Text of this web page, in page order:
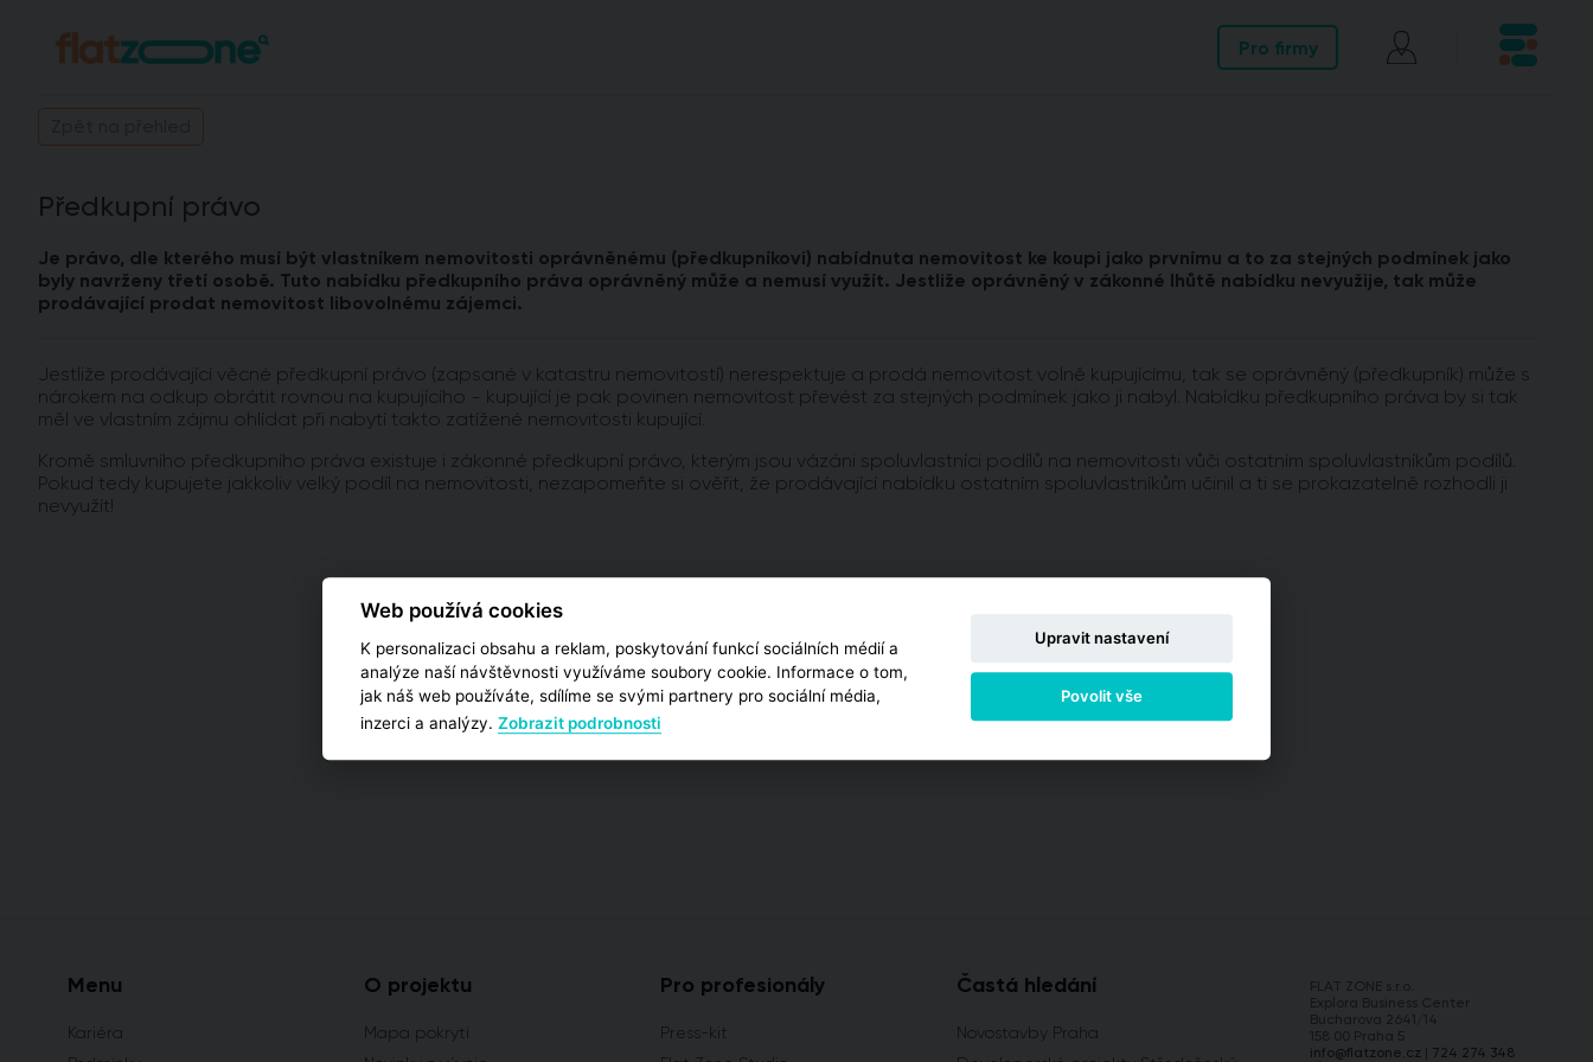
Pro firmy
Předkupní právo
Je právo, dle kterého musí být vlastníkem nemovitosti oprávněnému (předkupníkovi) nabídnuta nemovitost ke koupi jako prvnímu a to za stejných podmínek jako
byly navrženy třetí osobě. Tuto nabídku předkupního práva oprávněný může a nemusí využít. Jestliže oprávněný v zákonné lhůtě nabídku nevyužije, tak může
prodávající prodat nemovitost libovolnému zájemci.
Jestliže prodávající věcné předkupní právo (zapsané v katastru nemovitostí) nerespektuje a prodá nemovitost volně kupujícímu, tak se oprávněný (předkupník) může s
nárokem na odkup obrátit rovnou na kupujícího - kupující je pak povinen nemovitost převést za stejných podmínek jako ji nabyl. Nabídku předkupního práva by si tak
měl ve vlastním zájmu ohlídat při nabytí takto zatížené nemovitosti kupující.
Kromě smluvního předkupního práva existuje i zákonné předkupní právo, kterým jsou vázáni spoluvlastníci podílů na nemovitosti vůči ostatním spoluvlastníkům podílů.
Pokud tedy kupujete jakkoliv velký podíl na nemovitosti, nezapomeňte si ověřit, že prodávající nabídku ostatním spoluvlastníkům učinil a ti se prokazatelně rozhodli ji
nevyužít!
Menu
Kariéra
O projektu
Mapa pokrytí
Pro profesionály
Press-kit
Častá hledání
Novostavby Praha
info@flatzone.cz
724 274 348
Web používá cookies
K personalizaci obsahu a reklam, poskytování funkcí sociálních médií a
analýze naší návštěvnosti využíváme soubory cookie. Informace o tom,
jak náš web používáte, sdílíme se svými partnery pro sociální média,
inzerci a analýzy. Zobrazit podrobnosti
Upravit nastavení
Povolit vše